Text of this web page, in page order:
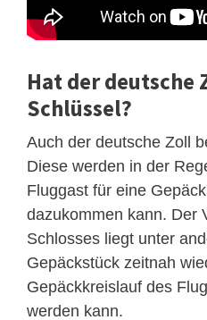
Hat der deutsche
Schlüssel?
Auch der deutsche Zoll
Diese werden in der
Fluggast für eine
dazukommen kann. Der
Schlosses liegt unter
Gepäckstück zeitnah
Gepäckkreislauf des
werden kann.